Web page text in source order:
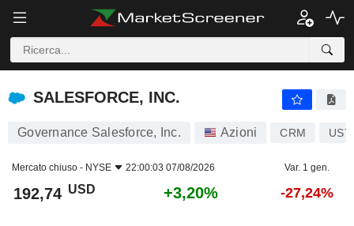
SALESFORCE, INC.
SALESFORCE, INC.
Governance Salesforce, Inc. Azioni CRM
Mercato chiuso - NYSE 22:00:03 07/08/2026 Var. 1 gen.
192,74 USD +3,20% -27,24%